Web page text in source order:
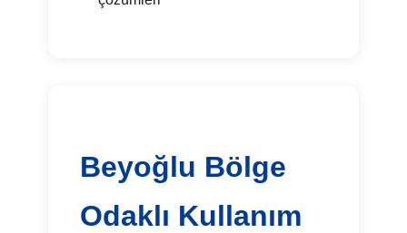
Beyoğlu Bölge
Odaklı Kullanım